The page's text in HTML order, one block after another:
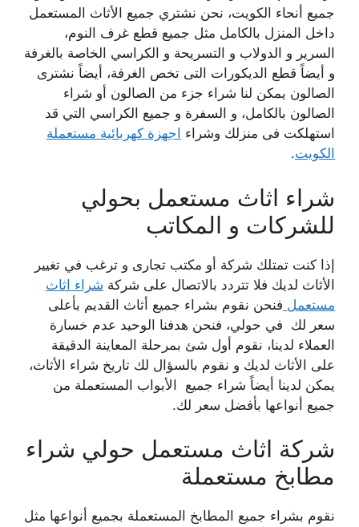
جميع أنحاء الكويت، نحن نشتري جميع الأثاث المستعمل
داخل المنزل بالكامل مثل جميع قطع غرف النوم،
السرير و الدولاب و التسريحة و الكراسي الخاصة بالغرفة
و أيضاً قطع الديكورات التى تخص الغرفة، أيضاً نشترى
الصالون يمكن لنا شراء جزء من الصالون أو شراء
الصالون بالكامل، و السفرة و جميع الكراسي التي قد
استهلكت فى منزلك وشراء اجهزة كهربائية مستعملة
الكويت.
شراء اثاث مستعمل بحولي
للشركات و المكاتب
إذا كنت تمتلك شركة أو مكتب تجارى و ترغب في تغيير
الأثاث لديك فلا تتردد بالاتصال على شركة شراء اثاث
مستعمل فنحن نقوم بشراء جميع أثاث القديم بأعلى
سعر لك في حولي، فنحن هدفنا الوحيد عدم خسارة
العملاء لدينا، نقوم أول شئ بمرحلة المعاينة الدقيقة
على الأثاث لديك و نقوم بالسؤال لك تاريخ شراء الأثاث،
يمكن لدينا أيضاً شراء جميع الأبواب المستعملة من
جميع أنواعها بأفضل سعر لك.
شركة اثاث مستعمل حولي شراء
مطابخ مستعملة
نقوم بشراء جميع المطابخ المستعملة بجميع أنواعها مثل